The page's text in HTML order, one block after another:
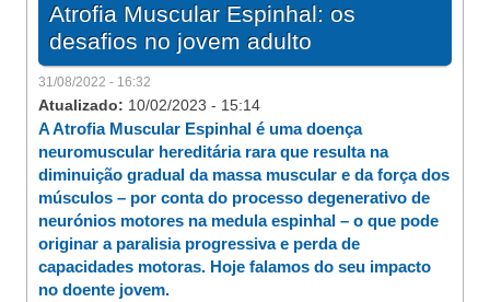
Atrofia Muscular Espinhal: os
desafios no jovem adulto
31/08/2022 - 16:32
Atualizado: 10/02/2023 - 15:14
A Atrofia Muscular Espinhal é uma doença
neuromuscular hereditária rara que resulta na
diminuição gradual da massa muscular e da força dos
músculos – por conta do processo degenerativo de
neurónios motores na medula espinhal – o que pode
originar a paralisia progressiva e perda de
capacidades motoras. Hoje falamos do seu impacto
no doente jovem.